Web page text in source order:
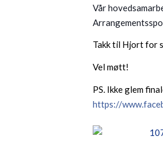
Vår
Takk til Hjort for
Vel møtt!
PS. Ikke glem
https://